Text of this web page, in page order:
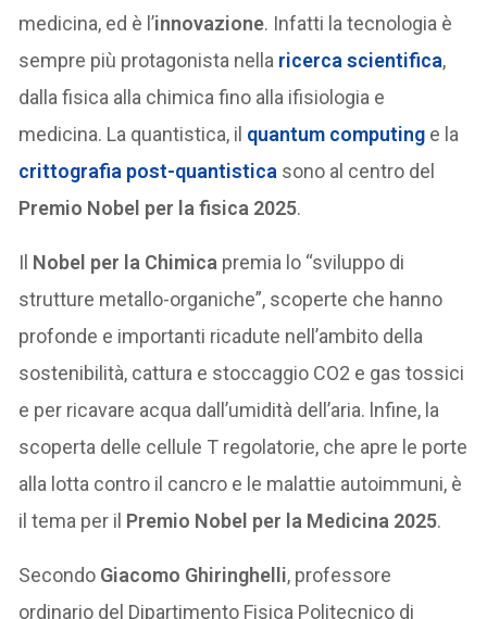
medicina, ed è l’innovazione. Infatti la tecnologia è
sempre più protagonista nella ricerca scientifica,
dalla fisica alla chimica fino alla ifisiologia e
medicina. La quantistica, il quantum computing e la
crittografia post-quantistica sono al centro del
Premio Nobel per la fisica 2025.
Il Nobel per la Chimica premia lo “sviluppo di
strutture metallo-organiche”, scoperte che hanno
profonde e importanti ricadute nell’ambito della
sostenibilità, cattura e stoccaggio CO2 e gas tossici
e per ricavare acqua dall’umidità dell’aria. lnfine, la
scoperta delle cellule T regolatorie, che apre le porte
alla lotta contro il cancro e le malattie autoimmuni, è
il tema per il Premio Nobel per la Medicina 2025.
Secondo Giacomo Ghiringhelli, professore
ordinario del Dipartimento Fisica Politecnico di